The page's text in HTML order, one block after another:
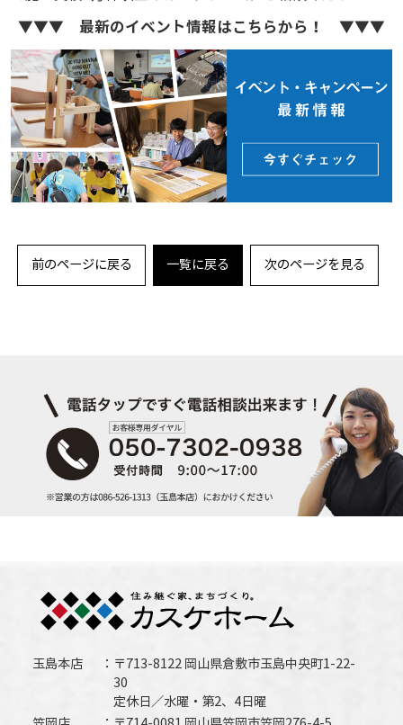
▼▼▼ 最新のイベント情報はこちらから！ ▼▼▼
前のページに戻る 一覧に戻る 次のページを見る
玉島本店
〒713-8122 岡山県倉敷市玉島中央町1-22-
30
定休日／水曜・第2、4日曜